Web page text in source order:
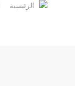
الرئيسية